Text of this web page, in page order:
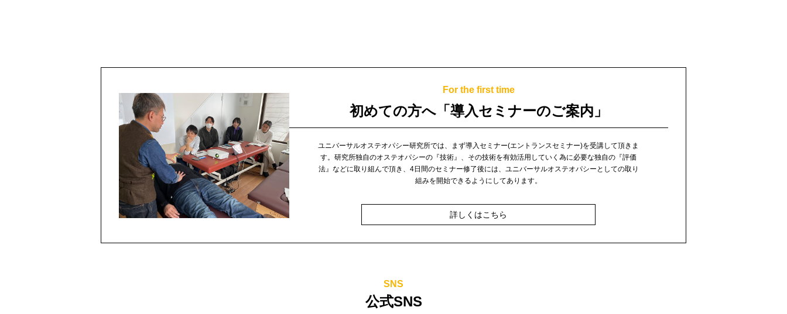
For the first time
初めての方へ「導入セミナーのご案内」
ユニバーサルオステオパシー研究所では、まず導入セミナー(エントランスセミナー)を受講して頂きま
す。研究所独自のオステオパシーの『技術』、その技術を有効活用していく為に必要な独自の『評価
法』などに取り組んで頂き、4日間のセミナー修了後には、ユニバーサルオステオパシーとしての取り
組みを開始できるようにしてあります。
詳しくはこちら
SNS
公式SNS